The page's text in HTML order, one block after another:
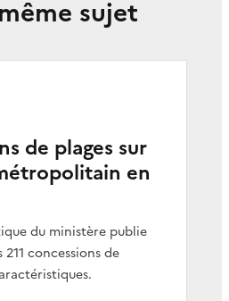
sujet
de plages sur
en
du ministère publie
concessions de